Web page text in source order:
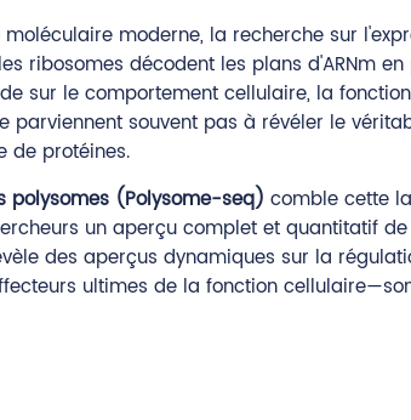
moderne, la recherche sur
ribosomes décodent les plans d'ARNm
sur le comportement cellulaire, la
parviennent souvent pas à révéler le
de protéines.
polysomes (Polysome-seq) comble cette
un aperçu complet et quantitatif
des aperçus dynamiques sur la
ultimes de la fonction